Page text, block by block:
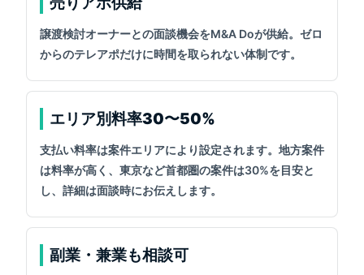
譲渡検討オーナーとの面談機会をM&A Doが供給。ゼロ
からのテレアポだけに時間を取られない体制です。
エリア別料率30〜50%
支払い料率は案件エリアにより設定されます。地方案件
は料率が高く、東京など首都圏の案件は30%を目安と
し、詳細は面談時にお伝えします。
副業・兼業も相談可